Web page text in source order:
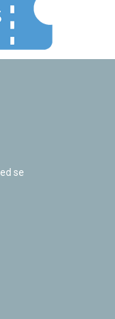
cookies
pública
se